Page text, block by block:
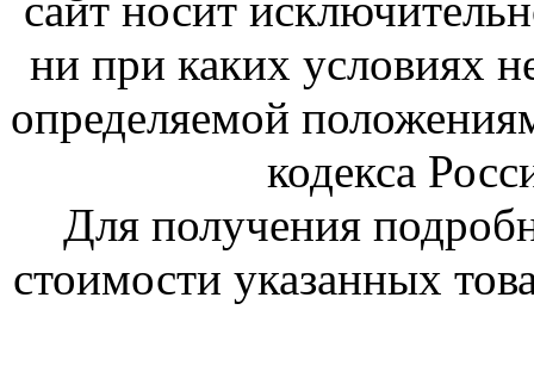
ни при каких условиях
определяемой
кодекса
Для получения
стоимости указанных